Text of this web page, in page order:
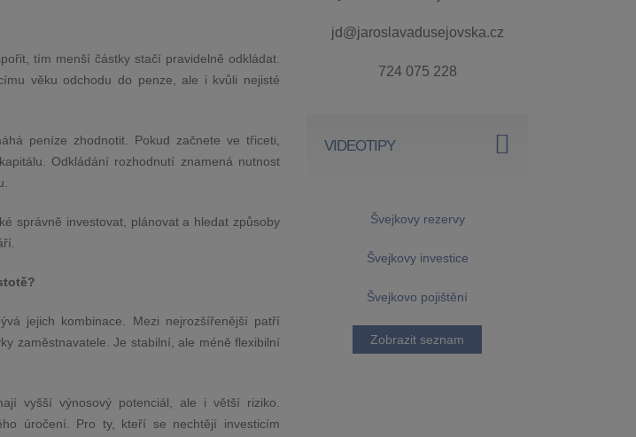
tím menší částky stačí pravidelně odkládat.
věku odchodu do penze, ale i kvůli nejisté
peníze zhodnotit. Pokud začnete ve třiceti,
Odkládání rozhodnutí znamená nutnost
správně investovat, plánovat a hledat způsoby
jejich kombinace. Mezi nejrozšířenější patří
zaměstnavatele. Je stabilní, ale méně flexibilní
vyšší výnosový potenciál, ale i větší riziko.
úročení. Pro ty, kteří se nechtějí investicím
jd@jaroslavadusejovska.cz
724 075 228
VIDEOTIPY
Švejkovy rezervy
Švejkovy investice
Švejkovo pojištění
Zobrazit seznam